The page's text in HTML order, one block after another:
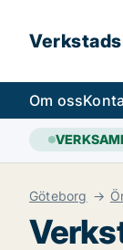
Om oss
Göteborg